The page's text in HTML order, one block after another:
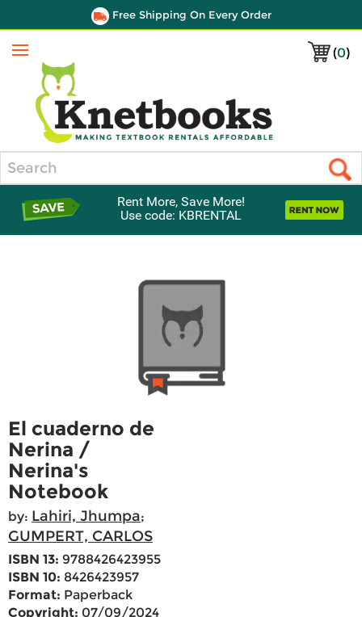
Free Shipping On Every Order
(0)
Menu
Rent More, Save More!
Use code: KBRENTAL
El cuaderno de
Nerina /
Nerina's
Notebook
by: Lahiri, Jhumpa;
GUMPERT, CARLOS
ISBN 13: 9788426423955
ISBN 10: 8426423957
Format: Paperback
Copyright: 07/09/2024